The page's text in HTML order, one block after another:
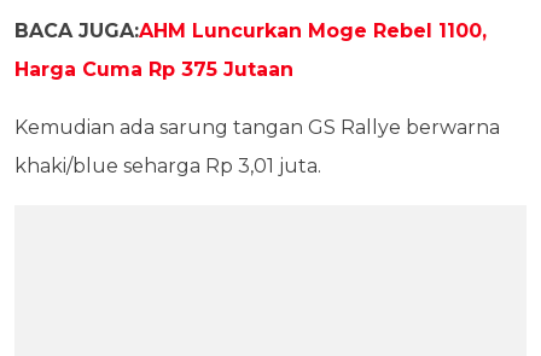
BACA JUGA:AHM Luncurkan Moge Rebel 1100,
Harga Cuma Rp 375 Jutaan
Kemudian ada sarung tangan GS Rallye berwarna
khaki/blue seharga Rp 3,01 juta.